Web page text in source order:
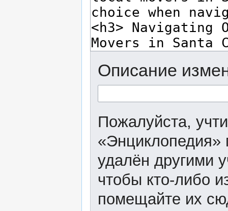
Описание
Пожалуйста,
«Энциклопедия»
удалён другими
чтобы кто-либо
помещайте их